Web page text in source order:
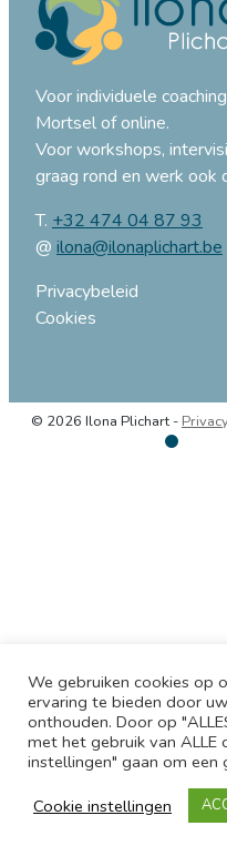
Voor individuele
Mortsel of online.
Voor workshops,
graag rond en werk ook
T. +32 474 04 87 93
@ ilona@ilonaplichart.be
Privacybeleid
Cookies
© 2026 Ilona Plichart -
We gebruiken cookies op
ervaring te bieden door
onthouden. Door op
met het gebruik van ALLE
instellingen" gaan om
Cookie instellingen